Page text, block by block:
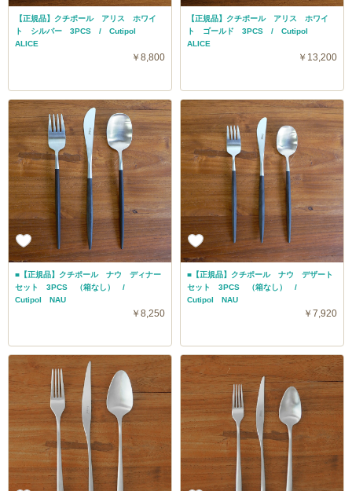
【正規品】クチポール アリス ホワイ
ト シルバー 3PCS / Cutipol
ALICE
￥8,800
【正規品】クチポール アリス ホワイ
ト ゴールド 3PCS / Cutipol
ALICE
￥13,200
■【正規品】クチポール ナウ ディナー
セット 3PCS （箱なし） /
Cutipol NAU
￥8,250
■【正規品】クチポール ナウ デザート
セット 3PCS （箱なし） /
Cutipol NAU
￥7,920